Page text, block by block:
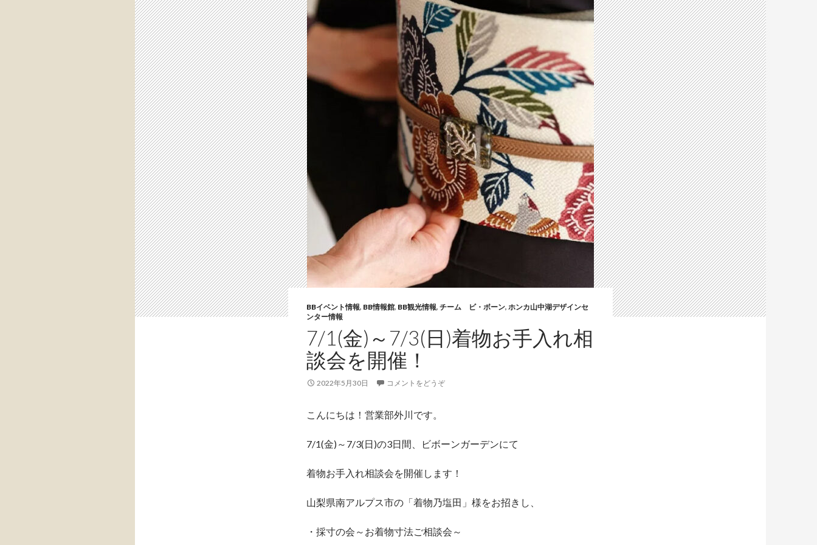
BBイベント情報, BB情報館, BB観光情報, チーム ビ・ボーン, ホンカ山中湖デザインセ
ンター情報
7/1(金)～7/3(日)着物お手入れ相
談会を開催！
2022年5月30日 コメントをどうぞ
こんにちは！営業部外川です。
7/1(金)～7/3(日)の3日間、ビボーンガーデンにて
着物お手入れ相談会を開催します！
山梨県南アルプス市の「着物乃塩田」様をお招きし、
・採寸の会～お着物寸法ご相談会～